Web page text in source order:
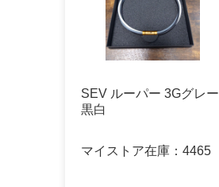
SEV ルーパー 3Gグレー
黒白
マイストア在庫： 4465